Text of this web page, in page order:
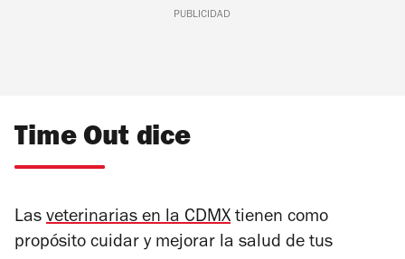
PUBLICIDAD
Time Out dice
Las veterinarias en la CDMX tienen como
propósito cuidar y mejorar la salud de tus